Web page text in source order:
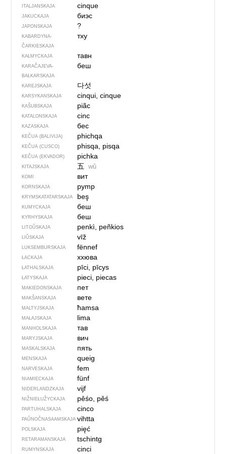
ITALJANSKAJA cinque
JAKUCKAJA биэс
JAPONSKAJA ?
KABARDYNA-
ČARKIESKAJA
тху
KAŁMYCKAJA тавн
KARAČAJEVA-
BAŁKARSKAJA
беш
KAREJSKAJA 다섯
KARSYKANSKAJA cinqui, cinque
KAŠUBSKAJA piãc
KATALONSKAJA cinc
KAZASKAJA бес
KEČUA (BALIVIJA) phichqa
KEČUA (CUSCO) phisqa, pisqa
KEČUA (EKVADOR) pichka
KITAJSKAJA 五 wǔ
KOMI вит
KORNSKAJA pymp
KRYMSKA­TATARSKAJA beş
KUMYCKAJA беш
KYRHYSKAJA беш
LITOŬSKAJA penkì, peñkios
LIŬSKAJA vīž
LUKSEMBURSKAJA fënnef
ŁACKAJA ххюва
ŁATHALSKAJA pīci, pīcys
ŁATYSKAJA pieci, piecas
MAKIEDONSKAJA пет
MAKŠANSKAJA вете
MALTYJSKAJA ħamsa
MAŁAJSKAJA lima
MANHOLSKAJA тав
MARYJSKAJA вич
MASKALSKAJA пять
MENSKAJA queig
NARVESKAJA fem
NIAMIECKAJA fünf
NIDERLANDZKAJA vijf
NIŽNIEŁUŽYCKAJA pěśo, pěś
PARTUHALSKAJA cinco
PAŬNOČ­NA­SA­AM­SKAJAvihtta
POLSKAJA pięć
RETARAMANSKAJA tschintg
RUMYNSKAJA cinci